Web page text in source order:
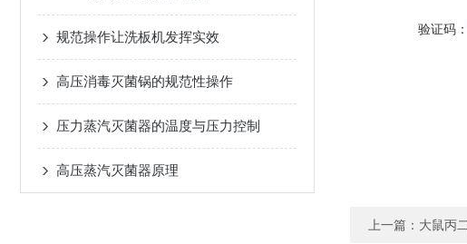
规范操作让洗板机发挥实效
高压消毒灭菌锅的规范性操作
压力蒸汽灭菌器的温度与压力控制
高压蒸汽灭菌器原理
验证码：
上一篇： 大鼠丙